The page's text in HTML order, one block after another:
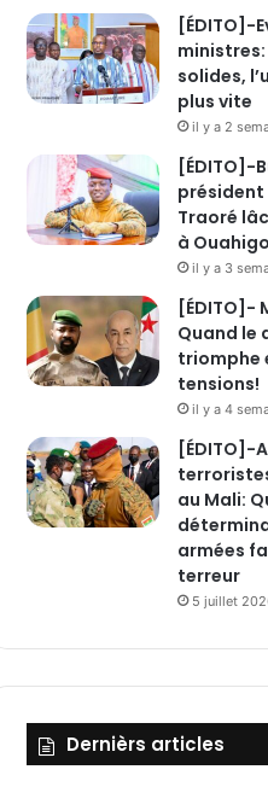
[ÉDITO]-
solides,
plus vite
il y a 2
[ÉDITO]-
président
Traoré
à
il y a 3
[ÉDITO]-
Quand le
triomphe
tensions!
il y a 4
[ÉDITO]-
au Mali:
armées
terreur
5 juillet
Dernièrs articles